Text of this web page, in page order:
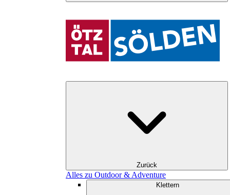
Zurück
Alles zu Outdoor & Adventure
Klettern